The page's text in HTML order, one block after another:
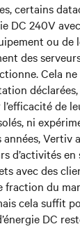
certains
DC 240V
ou de
des
Cela
de
ni
Vertiv
d’activités en
avec des
fraction du
cela suffit
DC